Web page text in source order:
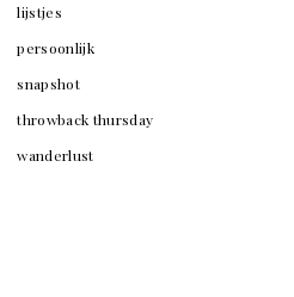
lijstjes
persoonlijk
snapshot
throwback thursday
wanderlust